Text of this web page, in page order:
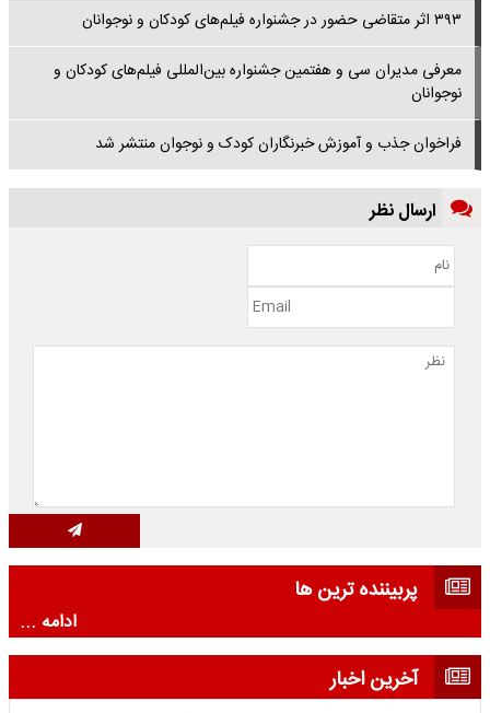
۳۹۳ اثر متقاضی حضور در جشنواره فیلم‌های کودکان و نوجوانان
معرفی مدیران سی و هفتمین جشنواره بین‌المللی فیلم‌های کودکان و
نوجوانان
فراخوان جذب و آموزش خبرنگاران کودک و نوجوان منتشر شد
ارسال نظر
پربیننده ترین ها
ادامه ...
آخرین اخبار